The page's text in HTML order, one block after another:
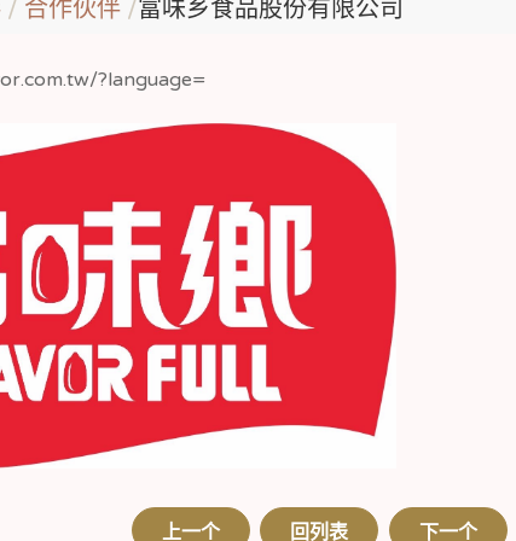
合作伙伴 富味乡食品股份有限公司
?language=
上一个 回列表 下一个